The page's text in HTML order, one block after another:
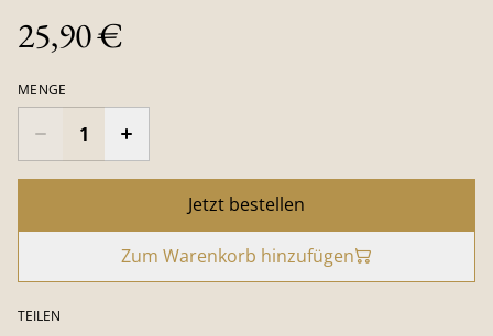
25,90 €
MENGE
Jetzt bestellen
Zum Warenkorb hinzufügen
TEILEN